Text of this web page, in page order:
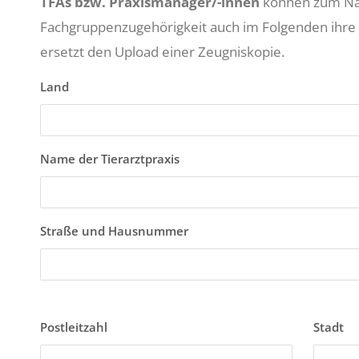
Fachgruppenzugehörigkeit auch im Folgenden ihre
ersetzt den Upload einer Zeugniskopie.
Land
Name der Tierarztpraxis
Straße und Hausnummer
Postleitzahl Stadt